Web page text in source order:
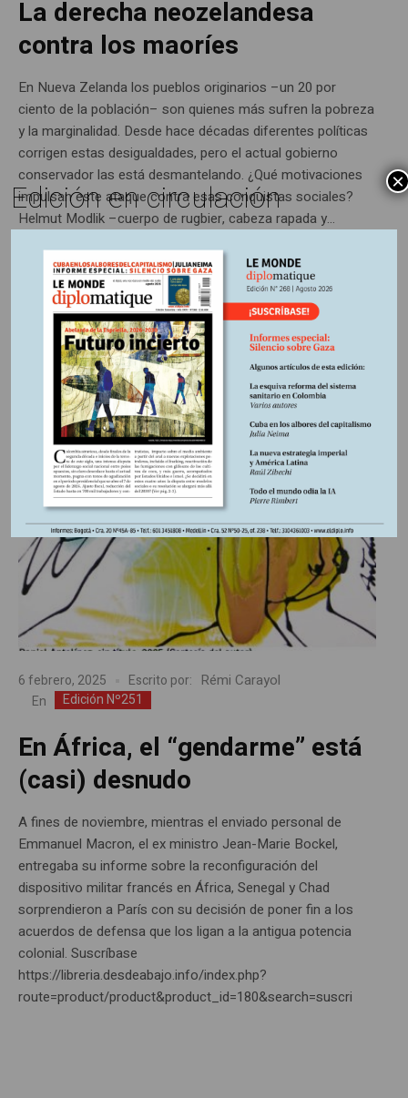
La derecha neozelandesa
contra los maoríes
En Nueva Zelanda los pueblos originarios –un 20 por
ciento de la población– son quienes más sufren la pobreza
y la marginalidad. Desde hace décadas diferentes políticas
corrigen estas desigualdades, pero el actual gobierno
conservador las está desmantelando. ¿Qué motivaciones
impulsan este ataque contra esas conquistas sociales?
Helmut Modlik –cuerpo de rugbier, cabeza rapada y...
ENTRADA
6 febrero, 2025 Escrito por: Rémi Carayol
En Edición Nº251
En África, el “gendarme” está
(casi) desnudo
A fines de noviembre, mientras el enviado personal de
Emmanuel Macron, el ex ministro Jean-Marie Bockel,
entregaba su informe sobre la reconfiguración del
dispositivo militar francés en África, Senegal y Chad
sorprendieron a París con su decisión de poner fin a los
acuerdos de defensa que los ligan a la antigua potencia
colonial. Suscríbase
https://libreria.desdeabajo.info/index.php?
route=product/product&product_id=180&search=suscri
Edición en circulación ×